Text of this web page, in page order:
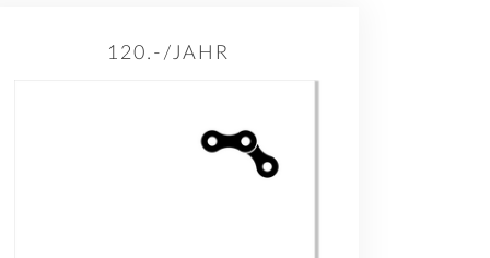
120.-/JAHR